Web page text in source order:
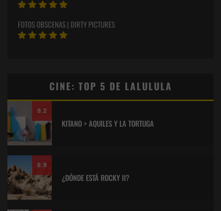
FOTOS OBSCENAS | DIRTY PICTURES
CINE: TOP 5 DE LALULULA
9.2
KITANO > AQUILES Y LA TORTUGA
8.9
¿DÓNDE ESTÁ ROCKY II?